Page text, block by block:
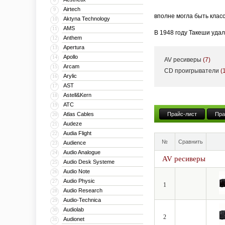
9 Airtech
10 Aktyna Technology
11 AMS
12 Anthem
13 Apertura
14 Apollo
15 Arcam
16 Arylic
17 AST
18 Astell&Kern
19 ATC
20 Atlas Cables
21 Audeze
22 Audia Flight
23 Audience
24 Audio Analogue
25 Audio Desk Systeme
26 Audio Note
27 Audio Physic
28 Audio Research
29 Audio-Technica
30 Audiolab
31 Audionet
вполне могла быть
В 1948 году Такеши
На начало 50-х годов
первых
С выпуском в 1968
Integra A725, который
современных научных
что существенно
В 1974 году Onkyo
квадрофонические
С начала 70-х годов
открывается
звучания всегда
AV ресиверы (7)
CD проигрыватели
Прайс-лист
№ Сравнить
AV ресиверы
1
2